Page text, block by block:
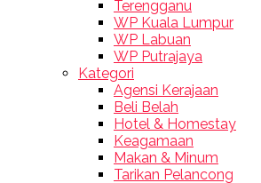
Terengganu
WP Kuala Lumpur
WP Labuan
WP Putrajaya
Kategori
Agensi Kerajaan
Beli Belah
Hotel & Homestay
Keagamaan
Makan & Minum
Tarikan Pelancong